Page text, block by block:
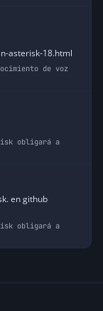
asterisk-18.html
de voz
obligará a
en github
obligará a